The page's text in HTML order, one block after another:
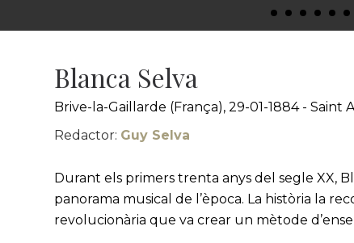
Blanca Selva
Brive-la-Gaillarde (França), 29-01-1884 - Saint
Redactor: Guy Selva
Durant els primers trenta anys del segle XX,
panorama musical de l’època. La història la
revolucionària que va crear un mètode